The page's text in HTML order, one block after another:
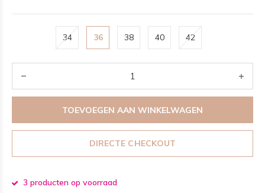
34 36 38 40 42
TOEVOEGEN AAN WINKELWAGEN
DIRECTE CHECKOUT
3 producten op voorraad